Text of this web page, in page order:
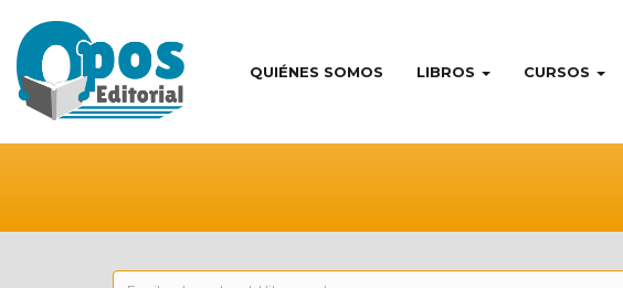
QUIÉNES SOMOS LIBROS CURSOS